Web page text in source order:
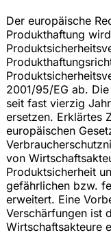
Der europäische
Produkthaftung
2001/95/EG ab.
seit fast vierzig
ersetzen. Erklärtes
europäischen
von
Produktsicherheit
gefährlichen bzw.
erweitert. Eine
Verschärfungen ist
Wirtschaftsakteure